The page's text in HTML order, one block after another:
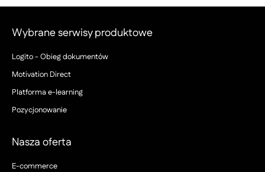
Wybrane serwisy produktowe
Logito - Obieg dokumentów
Motivation Direct
Platforma e-learning
Pozycjonowanie
Nasza oferta
E-commerce